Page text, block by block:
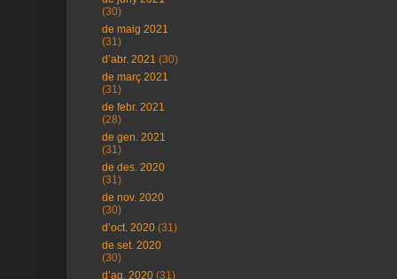
(30)
de maig 2021
(31)
d’abr. 2021 (30)
de març 2021
(31)
de febr. 2021
(28)
de gen. 2021
(31)
de des. 2020
(31)
de nov. 2020
(30)
d’oct. 2020 (31)
de set. 2020
(30)
d’ag. 2020 (31)